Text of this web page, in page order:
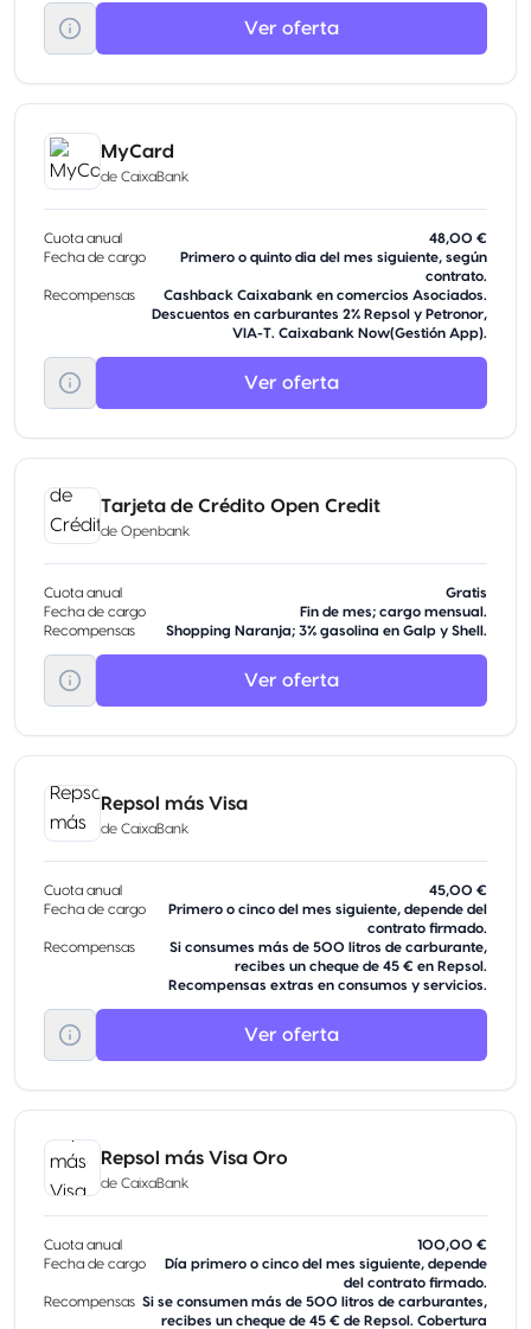
Ver oferta
MyCard
de CaixaBank
Cuota anual
48,00 €
Fecha de cargo
Primero o quinto dia del mes siguiente, según
contrato.
Recompensas
Cashback Caixabank en comercios Asociados.
Descuentos en carburantes 2% Repsol y Petronor,
VIA-T. Caixabank Now(Gestión App).
Ver oferta
Tarjeta de Crédito Open Credit
de Openbank
Cuota anual
Gratis
Fecha de cargo
Fin de mes; cargo mensual.
Recompensas
Shopping Naranja; 3% gasolina en Galp y Shell.
Ver oferta
Repsol más Visa
de CaixaBank
Cuota anual
45,00 €
Fecha de cargo
Primero o cinco del mes siguiente, depende del
contrato firmado.
Recompensas
Si consumes más de 500 litros de carburante,
recibes un cheque de 45 € en Repsol.
Recompensas extras en consumos y servicios.
Ver oferta
Repsol más Visa Oro
de CaixaBank
Cuota anual
100,00 €
Fecha de cargo
Día primero o cinco del mes siguiente, depende
del contrato firmado.
Recompensas Si se consumen más de 500 litros de carburantes,
recibes un cheque de 45 € de Repsol. Cobertura